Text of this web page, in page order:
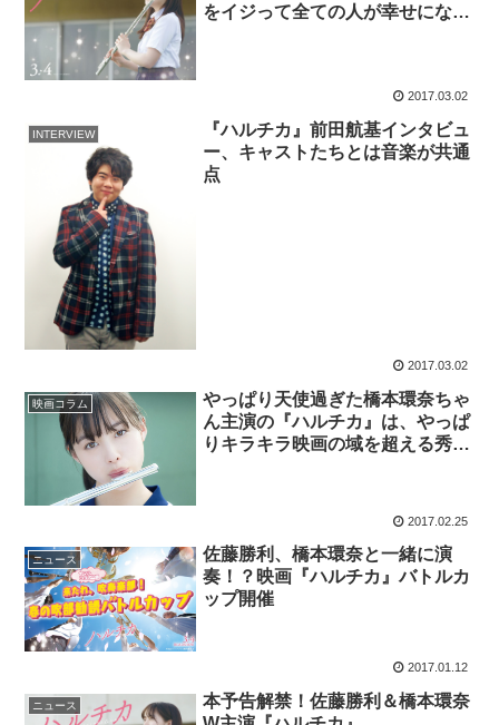
をイジって全ての人が幸せになる
2017.03.02
INTERVIEW
『ハルチカ』前田航基インタビュ
ー、キャストたちとは音楽が共通
点
2017.03.02
映画コラム
やっぱり天使過ぎた橋本環奈ちゃ
ん主演の『ハルチカ』は、やっぱ
りキラキラ映画の域を超える秀作
2017.02.25
ニュース
佐藤勝利、橋本環奈と一緒に演
奏！？映画『ハルチカ』バトルカ
ップ開催
2017.01.12
ニュース
本予告解禁！佐藤勝利＆橋本環奈